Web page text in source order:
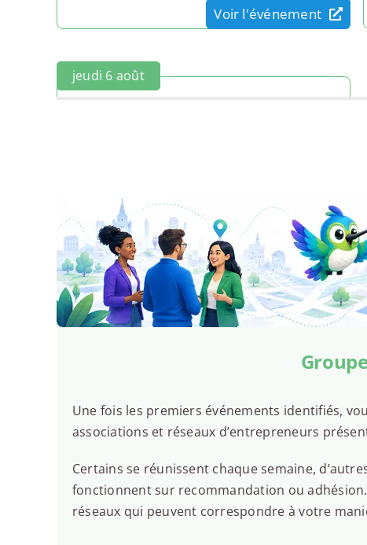
Voir l'événement
jeudi 6 août
Une fois les premiers événements identifiés,
associations et réseaux d’entrepreneurs
Certains se réunissent chaque semaine,
fonctionnent sur recommandation ou
réseaux qui peuvent correspondre à votre